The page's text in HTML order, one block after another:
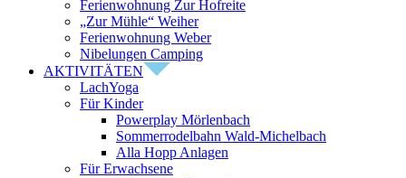
Ferienwohnung Zur Hofreite
„Zur Mühle“ Weiher
Ferienwohnung Weber
Nibelungen Camping
AKTIVITÄTEN
LachYoga
Für Kinder
Powerplay Mörlenbach
Sommerrodelbahn Wald-Michelbach
Alla Hopp Anlagen
Für Erwachsene